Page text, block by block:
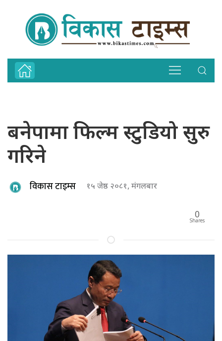
बनेपामा फिल्म स्टुडियो सुरु
गरिने
विकास टाइम्स १५ जेष्ठ २०८१, मंगलबार
0
Shares